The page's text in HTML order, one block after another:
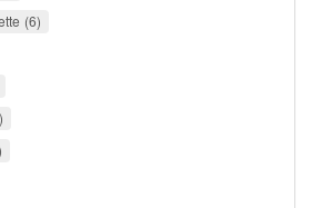
6